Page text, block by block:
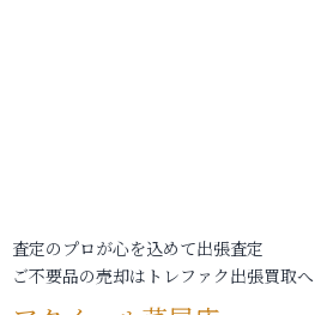
査定のプロが心を込めて出張査定
ご不要品の売却はトレファク出張買取へ